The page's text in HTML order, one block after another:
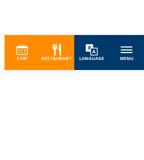
STAY RESTAURANT LANGUAGE MENU